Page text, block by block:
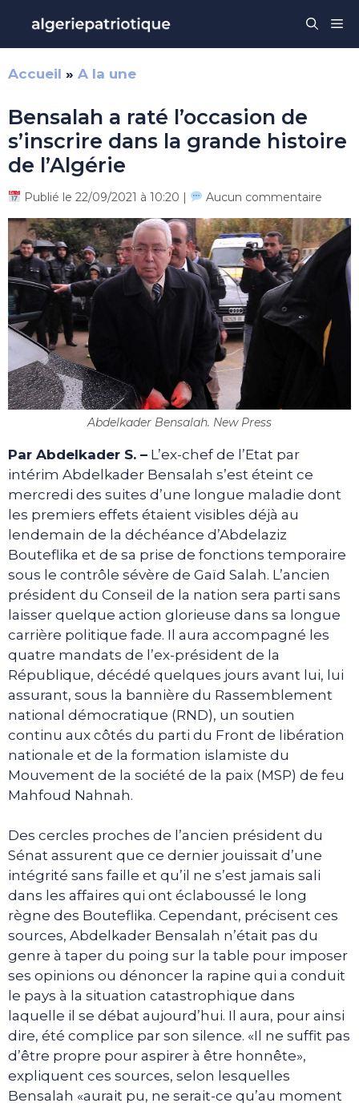
contenu
Accueil » A la une
Bensalah a raté l’occasion de
s’inscrire dans la grande histoire
de l’Algérie
Publié le 22/09/2021 à 10:20 | Aucun commentaire
Abdelkader Bensalah. New Press
Par Abdelkader S. – L’ex-chef de l’Etat par
intérim Abdelkader Bensalah s’est éteint ce
mercredi des suites d’une longue maladie dont
les premiers effets étaient visibles déjà au
lendemain de la déchéance d’Abdelaziz
Bouteflika et de sa prise de fonctions temporaire
sous le contrôle sévère de Gaïd Salah. L’ancien
président du Conseil de la nation sera parti sans
laisser quelque action glorieuse dans sa longue
carrière politique fade. Il aura accompagné les
quatre mandats de l’ex-président de la
République, décédé quelques jours avant lui, lui
assurant, sous la bannière du Rassemblement
national démocratique (RND), un soutien
continu aux côtés du parti du Front de libération
nationale et de la formation islamiste du
Mouvement de la société de la paix (MSP) de feu
Mahfoud Nahnah.
Des cercles proches de l’ancien président du
Sénat assurent que ce dernier jouissait d’une
intégrité sans faille et qu’il ne s’est jamais sali
dans les affaires qui ont éclaboussé le long
règne des Bouteflika. Cependant, précisent ces
sources, Abdelkader Bensalah n’était pas du
genre à taper du poing sur la table pour imposer
ses opinions ou dénoncer la rapine qui a conduit
le pays à la situation catastrophique dans
laquelle il se débat aujourd’hui. Il aura, pour ainsi
dire, été complice par son silence. «Il ne suffit pas
d’être propre pour aspirer à être honnête»,
expliquent ces sources, selon lesquelles
Bensalah «aurait pu, ne serait-ce qu’au moment